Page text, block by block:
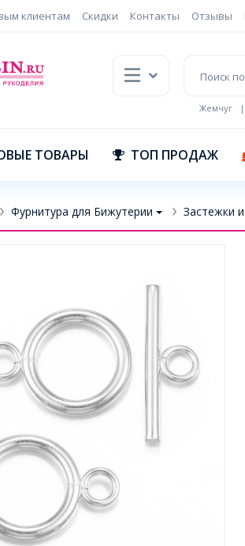
клиентам Скидки Контакты Отзывы
Жемчуг |
ТОВАРЫ ТОП ПРОДАЖ
Фурнитура для Бижутерии Застежки